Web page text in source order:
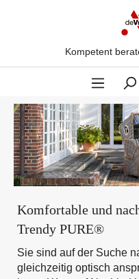
Kompetent
Komfortable und
Trendy PURE®
Sie sind auf der Suche
gleichzeitig optisch